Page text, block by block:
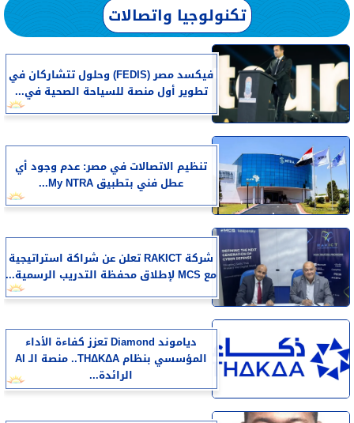
تكنولوجيا واتصالات
فيكسد مصر (FEDIS) وحلول تتشاركان في
تطوير أول منصة للسياحة الصحية في...
تنظيم الاتصالات في مصر: عدم وجود أي
عطل فني بتطبيق My NTRA...
شركة RAKICT تعلن عن شراكة استراتيجية
مع MCS لإطلاق محفظة التدريب الرسمية...
دياموند Diamond تعزز كفاءة الأداء
المؤسسي بنظام THΔKΔA.. منصة الـ AI
الرائدة...